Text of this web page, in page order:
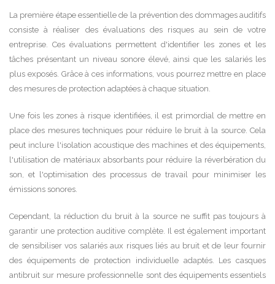
La première étape essentielle de la prévention des dommages auditifs
consiste à réaliser des évaluations des risques au sein de votre
entreprise. Ces évaluations permettent d'identifier les zones et les
tâches présentant un niveau sonore élevé, ainsi que les salariés les
plus exposés. Grâce à ces informations, vous pourrez mettre en place
des mesures de protection adaptées à chaque situation.
Une fois les zones à risque identifiées, il est primordial de mettre en
place des mesures techniques pour réduire le bruit à la source. Cela
peut inclure l'isolation acoustique des machines et des équipements,
l'utilisation de matériaux absorbants pour réduire la réverbération du
son, et l'optimisation des processus de travail pour minimiser les
émissions sonores.
Cependant, la réduction du bruit à la source ne suffit pas toujours à
garantir une protection auditive complète. Il est également important
de sensibiliser vos salariés aux risques liés au bruit et de leur fournir
des équipements de protection individuelle adaptés. Les casques
antibruit sur mesure professionnelle sont des équipements essentiels